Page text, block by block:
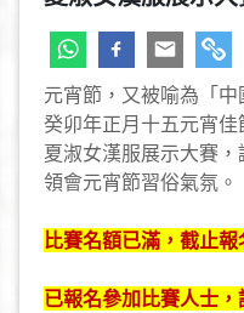
元宵節，又被喻為「
癸卯年正月十五元宵
夏淑女漢服展示大賽，
領會元宵節習俗氣氛。
比賽名額已滿，截止報
已報名參加比賽人士